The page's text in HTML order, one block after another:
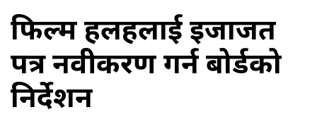
फिल्म हलहरूलाई इजाजत
पत्र नवीकरण गर्न बोर्डको
निर्देशन